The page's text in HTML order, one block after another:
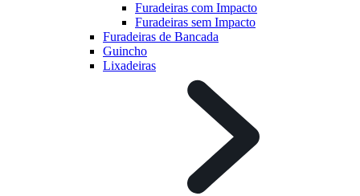
Furadeiras com Impacto
Furadeiras sem Impacto
Furadeiras de Bancada
Guincho
Lixadeiras